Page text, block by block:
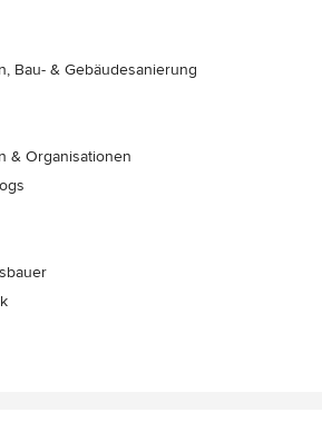
Bau- & Gebäudesanierung
& Organisationen